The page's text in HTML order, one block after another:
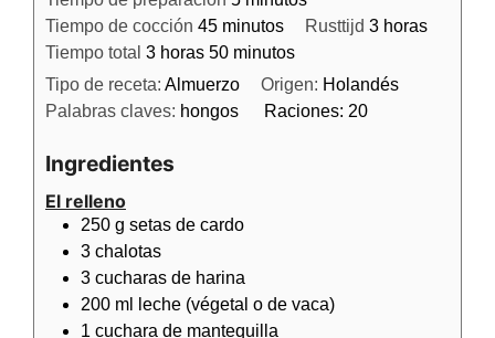
Tiempo de cocción 45 minutos Rusttijd3 horas
Tiempo total 3 horas 50 minutos
Tipo de receta: Almuerzo Origen: Holandés
Palabras claves: hongos Raciones: 20
Ingredientes
El relleno
250 g setas de cardo
3 chalotas
3 cucharas de harina
200 ml
leche (végetal o de vaca)
1 cuchara de mantequilla